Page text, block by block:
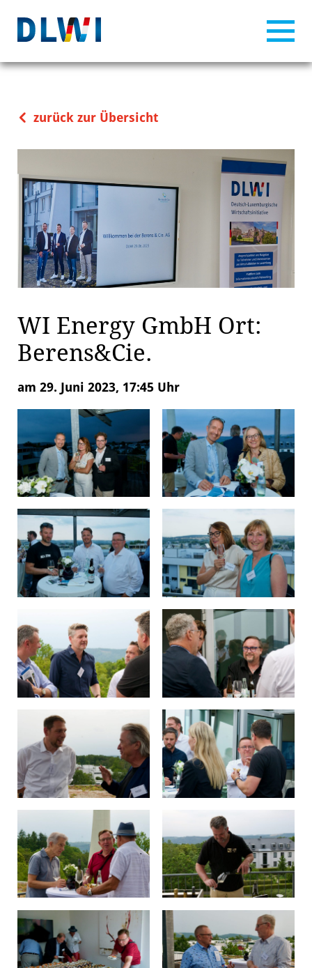
zurück zur Übersicht
WI Energy GmbH Ort:
Berens&Cie.
am 29. Juni 2023, 17:45 Uhr